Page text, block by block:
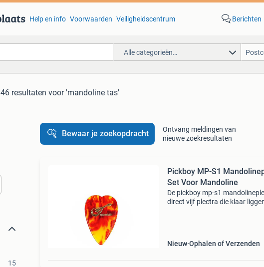
Help en info Voorwaarden Veiligheidscentrum Berichten
Alle categorieën…
46 resultaten voor 'mandoline tas'
15
Bewaar je zoekopdracht
Ontvang meldingen van
nieuwe zoekresultaten
Pickboy MP-S1
Set Voor Mandoline
De pickboy mp-s1
direct vijf plectra die klaar
Nieuw Ophalen of Verzenden